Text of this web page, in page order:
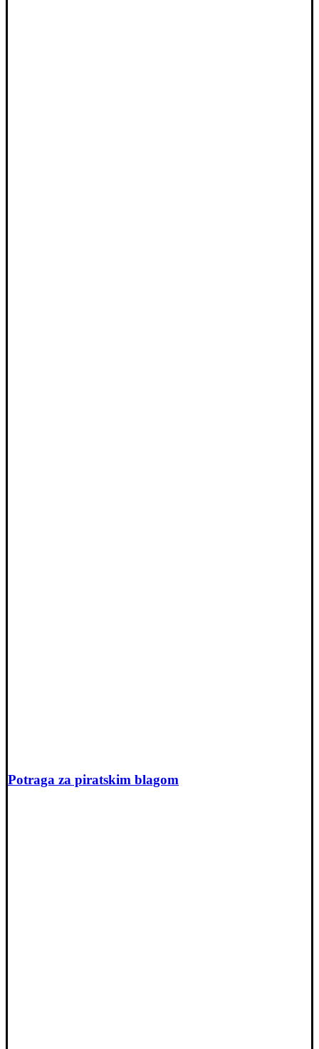
Potraga za piratskim blagom